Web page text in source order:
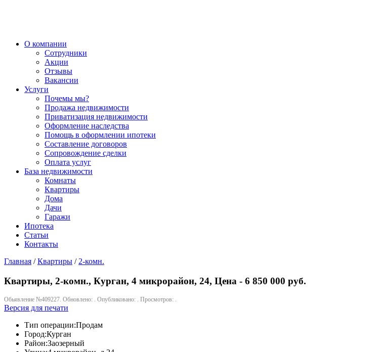
О компании
Сотрудники
Акции
Отзывы
Вакансии
Услуги
Почемы мы?
Продажа недвижимости
Приватизация недвижимости
Оформление наследства
Помощь в оформлении ипотеки
Составление договоров
Сопровождение сделки
Оплата услуг
База недвижимости
Комнаты
Квартиры
Дома
Дачи
Гаражи
Ипотека
Статьи
Контакты
Главная /Квартиры / 2-комн.
Квартиры, 2-комн., Курган, 4 микрорайон, 24, Цена - 6 850 000 руб.
Обьявление №409227. Обновлено: . Опубликовано: . Просмотров: .
Версия для печати
Тип операции:Продам
Город:Курган
Район:Заозерный